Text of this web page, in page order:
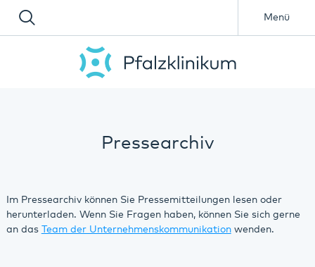
Menü
Pressearchiv
Im Pressearchiv können Sie Pressemitteilungen lesen oder
herunterladen. Wenn Sie Fragen haben, können Sie sich gerne
an das Team der Unternehmenskommunikationwenden.